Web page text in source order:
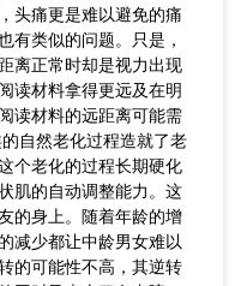
头痛更是难以避免的痛
有类似的问题。只是，
离正常时却是视力出现
读材料拿得更远及在明
读材料的远距离可能需
自然老化过程造就了老
个老化的过程长期硬化
肌的自动调整能力。这
的身上。随着年龄的增
减少都让中龄男女难以
的可能性不高，其逆转